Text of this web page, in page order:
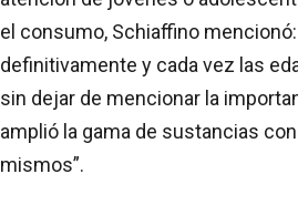
el consumo, Schiaffino mencionó:
definitivamente y cada vez las
sin dejar de mencionar la
amplió la gama de sustancias
mismos”.